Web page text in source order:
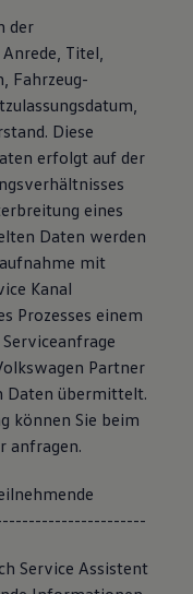
der
Titel,
Fahrzeug-
Diese
erfolgt auf der
eines
Daten werden
mit
Kanal
Prozesses einem
Partner
Daten übermittelt.
können Sie beim
anfragen.
Service Assistent